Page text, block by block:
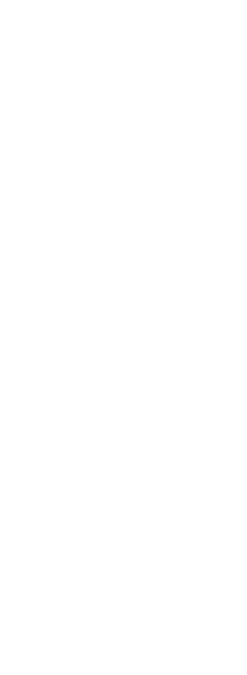
Teatinos, con capacidad
solar que ocupa la actual
tras más de 85 años en
Una Nueva Rosaleda en la
2032: las administraciones
Ya en el PGOU de 2011 se
en Puerto de la Torre. En
pasaría entonces con los
Martiricos. Francisco de la
espacio estaría destinado
protección oficial, además
Sin embargo, al igual que
situará en el entorno de la
necesidades de la ciudad.
lugar, «hablaremos con los